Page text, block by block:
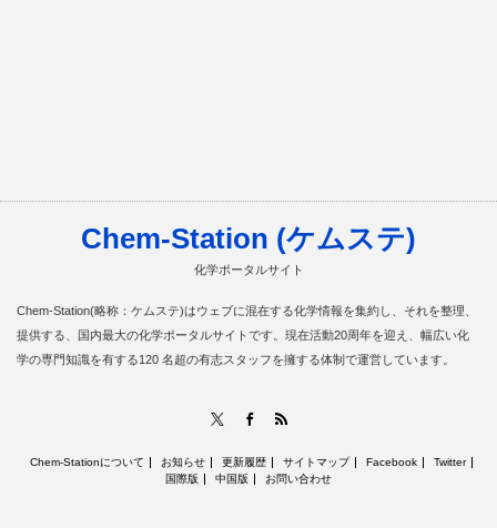
Chem-Station (ケムステ)
化学ポータルサイト
Chem-Station(略称：ケムステ)はウェブに混在する化学情報を集約し、それを整理、
提供する、国内最大の化学ポータルサイトです。現在活動20周年を迎え、幅広い化
学の専門知識を有する120 名超の有志スタッフを擁する体制で運営しています。
Facebook
Chem-Stationについて お知らせ 更新履歴 サイトマップ Facebook
Twitter
国際版
中国版 お問い合わせ